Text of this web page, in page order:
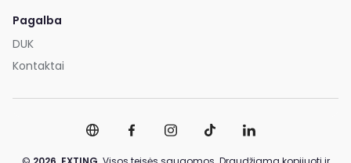
Pagalba
DUK
Kontaktai